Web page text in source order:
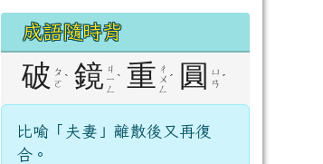
成語隨時背
破 ㄆ
ㄛ ˋ 鏡 ㄐ
ㄧ
ㄥ
ˋ 重 ㄔ
ㄨ
ㄥ
ˊ 圓
ㄩ
ㄢ ˊ
比喻「夫妻」離散後又再復
合。